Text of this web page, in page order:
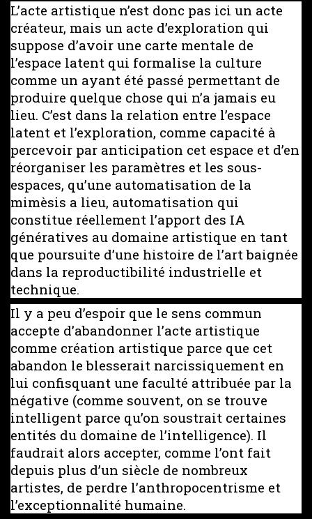
L’acte artistique n’est donc pas ici un acte
créateur, mais un acte d’exploration qui
suppose d’avoir une carte mentale de
l’espace latent qui formalise la culture
comme un ayant été passé permettant de
produire quelque chose qui n’a jamais eu
lieu. C’est dans la relation entre l’espace
latent et l’exploration, comme capacité à
percevoir par anticipation cet espace et d’en
réorganiser les paramètres et les sous-
espaces, qu’une automatisation de la
mimèsis a lieu, automatisation qui
constitue réellement l’apport des IA
génératives au domaine artistique en tant
que poursuite d’une histoire de l’art baignée
dans la reproductibilité industrielle et
technique.
Il y a peu d’espoir que le sens commun
accepte d’abandonner l’acte artistique
comme création artistique parce que cet
abandon le blesserait narcissiquement en
lui confisquant une faculté attribuée par la
négative (comme souvent, on se trouve
intelligent parce qu’on soustrait certaines
entités du domaine de l’intelligence). Il
faudrait alors accepter, comme l’ont fait
depuis plus d’un siècle de nombreux
artistes, de perdre l’anthropocentrisme et
l’exceptionnalité humaine.